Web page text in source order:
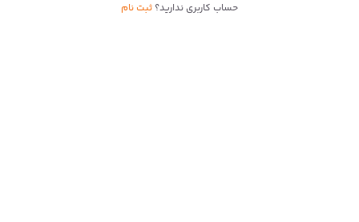
حساب کاربری ندارید؟ ثبت نام